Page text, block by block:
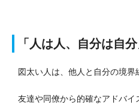
「人は人、自分は自分
図太い人は、他人と自分の境界
友達や同僚から的確なアドバイ